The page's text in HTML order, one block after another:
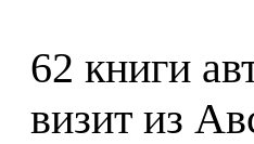
62 книги
визит из